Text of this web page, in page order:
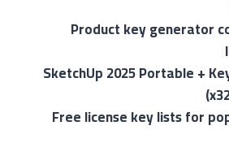
Product key generator
SketchUp 2025 Portable +
Free license key lists for